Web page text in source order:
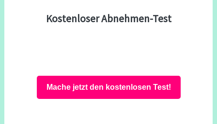
Kostenloser Abnehmen-Test
Mache jetzt den kostenlosen Test!